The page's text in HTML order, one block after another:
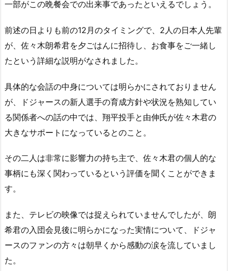
一部がこの晩餐会での出来事であったといえるでしょう。
前述の日よりも前の12月のタイミングで、2人の日本人先輩
が、佐々木朗希君を夕ごはんに招待し、お食事をご一緒し
たという詳細な説明がなされました。
具体的な会話の中身については明らかにされておりません
が、ドジャースの新人選手の育成方針や状況を熟知してい
る関係者への話の中では、翔平投手と由伸氏が佐々木君の
大きなサポートになっているとのこと。
その二人は非常に影響力の持ち主で、佐々木君の個人的な
事柄にも深く関わっているという評価を聞くことができま
す。
また、テレビの映像では捉えられていませんでしたが、朗
希君の入団会見後に明らかになった実情について、ドジャ
ースのファンの方々は朝早くから感動の涙を流していまし
た。